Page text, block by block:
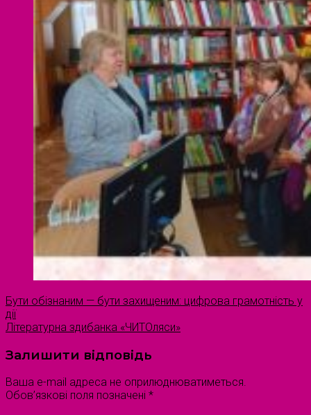
Бути обізнаним — бути захищеним: цифрова грамотність у
дії
Літературна здибанка «ЧИТОляси»
Залишити відповідь
Ваша e-mail адреса не оприлюднюватиметься.
Обов’язкові поля позначені *